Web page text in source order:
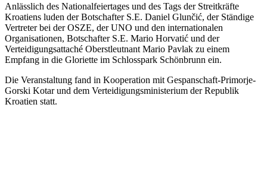
Anlässlich des Nationalfeiertages und des Tags der Streitkräfte
Kroatiens luden der Botschafter S.E. Daniel Glunčić, der Ständige
Vertreter bei der OSZE, der UNO und den internationalen
Organisationen, Botschafter S.E. Mario Horvatić und der
Verteidigungsattaché Oberstleutnant Mario Pavlak zu einem
Empfang in die Gloriette im Schlosspark Schönbrunn ein.
Die Veranstaltung fand in Kooperation mit Gespanschaft-Primorje-
Gorski Kotar und dem Verteidigungsministerium der Republik
Kroatien statt.